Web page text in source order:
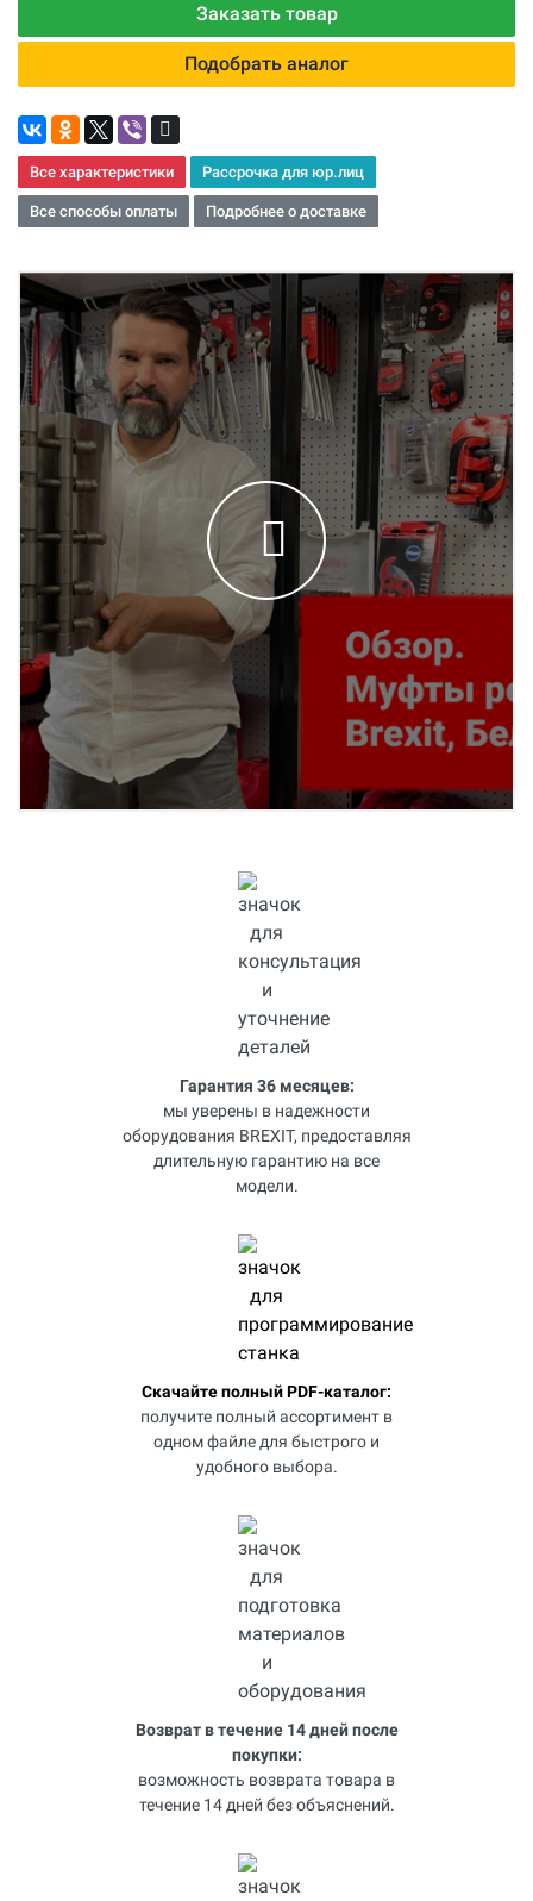
Заказать товар
Подобрать аналог
Все характеристики Рассрочка для юр.лиц
Все способы оплаты Подробнее о доставке
Гарантия 36 месяцев:
мы уверены в надежности
оборудования BREXIT, предоставляя
длительную гарантию на все
модели.
Скачайте полный PDF-каталог:
получите полный ассортимент в
одном файле для быстрого и
удобного выбора.
Возврат в течение 14 дней после
покупки:
возможность возврата товара в
течение 14 дней без объяснений.